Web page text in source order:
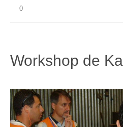
0
Workshop de